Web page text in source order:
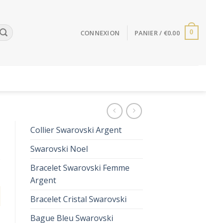
CONNEXION PANIER / €0.00 0
Collier Swarovski Argent
Swarovski Noel
Bracelet Swarovski Femme
Argent
Bracelet Cristal Swarovski
Bague Bleu Swarovski